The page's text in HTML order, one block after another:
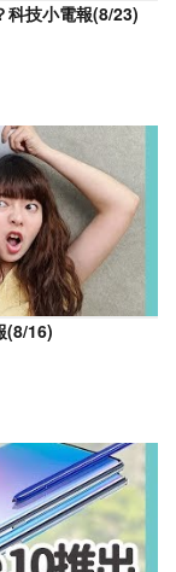
科技小電報(8/23)
(8/16)